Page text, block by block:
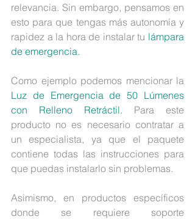
relevancia. Sin embargo, pensamos en
esto para que tengas más autonomía y
rapidez a la hora de instalar tu lámpara
de emergencia.
Luz de Emergencia de 50 Lúmenes
con Relleno Retráctil. Para este
producto no es necesario contratar a
un especialista, ya que el paquete
contiene todas las instrucciones para
que puedas instalarlo sin problemas.
Asimismo, en productos específicos
donde se requiere soporte